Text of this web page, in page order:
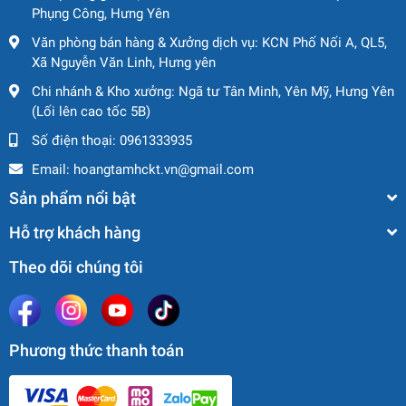
Tại sao chọn SANY SR405R tại
IHI GROUP ?
✅
Giá cạnh tranh
Bảo hành chính hãng – hỗ trợ kỹ thuật 24/7
✅ Vận chuyển toàn quốc
✅ Tư vấn chuyên sâu theo yêu cầu công trình
Liên hệ ngay để nhận báo giá và
tư vấn
PHONG PHÁT TRIỂN
Hotline (Zalo): 0936.686.834
Email: cmo@ihigroup.vn
Website:https://ihigroup.vn/
Zalo OA:https://zalo.me/886052941725691096
Phụng Công, Hưng Yên
Văn phòng bán hàng & Xưởng dịch vụ: KCN Phố Nối A, QL5,
Xã Nguyễn Văn Linh, Hưng yên
Chi nhánh & Kho xưởng: Ngã tư Tân Minh, Yên Mỹ, Hưng Yên
(Lối lên cao tốc 5B)
Số điện thoại: 0961333935
Email: hoangtamhckt.vn@gmail.com
Sản phẩm nổi bật
Hỗ trợ khách hàng
Theo dõi chúng tôi
Phương thức thanh toán